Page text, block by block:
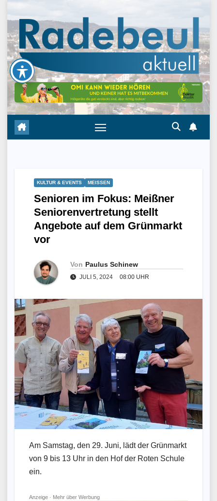
content
KULTUR & EVENTS MEISSEN
Senioren im Fokus: Meißner
Seniorenvertretung stellt
Angebote auf dem Grünmarkt
vor
Von Paulus Schinew
JULI 5, 2024 08:00 UHR
Am Samstag, den 29. Juni, lädt der Grünmarkt
von 9 bis 13 Uhr in den Hof der Roten Schule
ein.
Anzeige · Mehr über Werbung